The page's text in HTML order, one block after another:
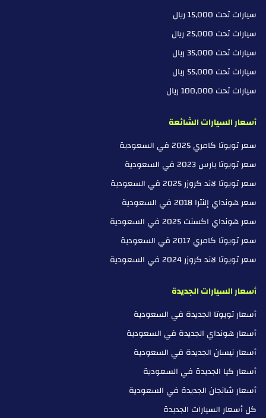
سيارات تحت 15,000 ريال
سيارات تحت 25,000 ريال
سيارات تحت 35,000 ريال
سيارات تحت 55,000 ريال
سيارات تحت 100,000 ريال
أسعار السيارات الشائعة
سعر تويوتا كامري 2025 في السعودية
سعر تويوتا يارس 2023 في السعودية
سعر تويوتا لاند كروزر 2025 في السعودية
سعر هونداي إلنترا 2018 في السعودية
سعر هونداي اكسنت 2025 في السعودية
سعر تويوتا كامري 2017 في السعودية
سعر تويوتا لاند كروزر 2024 في السعودية
أسعار السيارات الجديدة
أسعار تويوتا الجديدة في السعودية
أسعار هونداي الجديدة في السعودية
أسعار نيسان الجديدة في السعودية
أسعار كيا الجديدة في السعودية
أسعار شانجان الجديدة في السعودية
كل أسعار السيارات الجديدة